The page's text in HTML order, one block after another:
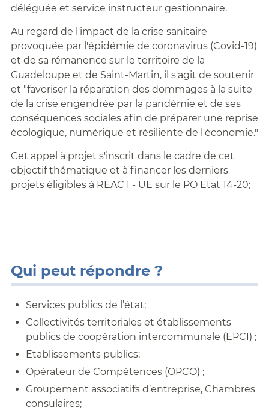
déléguée et service instructeur gestionnaire.
Au regard de l'impact de la crise sanitaire
provoquée par l'épidémie de coronavirus (Covid-19)
et de sa rémanence sur le territoire de la
Guadeloupe et de Saint-Martin, il s'agit de soutenir
et "favoriser la réparation des dommages à la suite
de la crise engendrée par la pandémie et de ses
conséquences sociales afin de préparer une reprise
écologique, numérique et résiliente de l'économie."
Cet appel à projet s'inscrit dans le cadre de cet
objectif thématique et à financer les derniers
projets éligibles à REACT - UE sur le PO Etat 14-20;
Qui peut répondre ?
Services publics de l’état;
Collectivités territoriales et établissements
publics de coopération intercommunale (EPCI) ;
Etablissements publics;
Opérateur de Compétences (OPCO) ;
Groupement associatifs d’entreprise, Chambres
consulaires;